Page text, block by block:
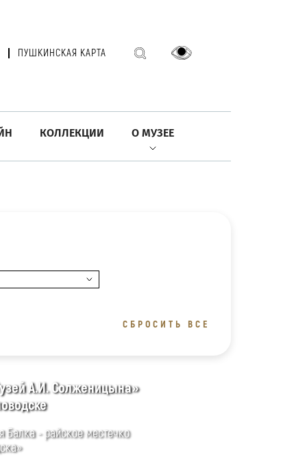
ПУШКИНСКАЯ КАРТА
КОЛЛЕКЦИИ О МУЗЕЕ
СБРОСИТЬ ВСЕ
А.И. Солженицына»
Балка - райское местечко